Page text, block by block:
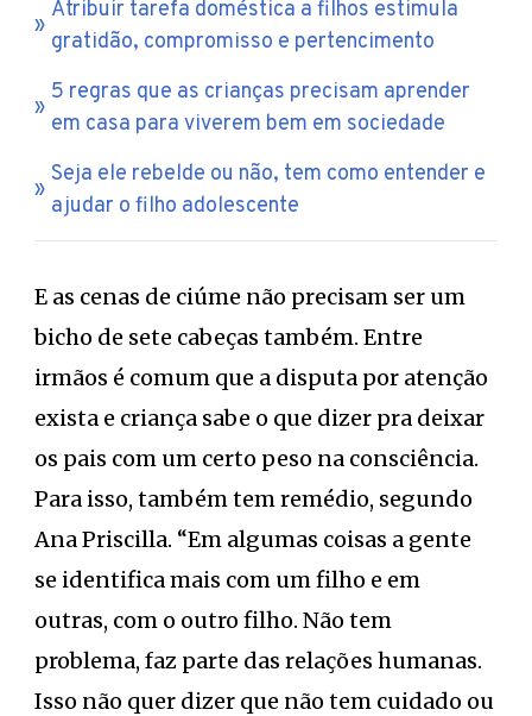
Atribuir tarefa doméstica a filhos estimula
gratidão, compromisso e pertencimento
5 regras que as crianças precisam aprender
em casa para viverem bem em sociedade
Seja ele rebelde ou não, tem como entender e
ajudar o filho adolescente
E as cenas de ciúme não precisam ser um
bicho de sete cabeças também. Entre
irmãos é comum que a disputa por atenção
exista e criança sabe o que dizer pra deixar
os pais com um certo peso na consciência.
Para isso, também tem remédio, segundo
Ana Priscilla. “Em algumas coisas a gente
se identifica mais com um filho e em
outras, com o outro filho. Não tem
problema, faz parte das relações humanas.
Isso não quer dizer que não tem cuidado ou